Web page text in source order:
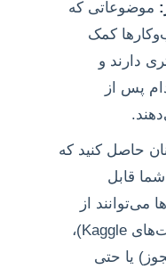
موضوعاتی که
کمک
دارند و
پس از
حاصل کنید که
قابل
می‌توانند از
منابع عمومی (مانند دیتاست‌های Kaggle)،
یا حتی